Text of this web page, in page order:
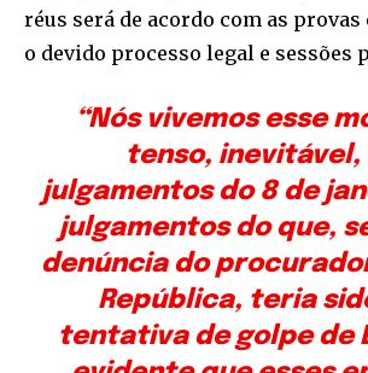
réus será de acordo com as
o devido processo legal e sessões
“Nós vivemos esse
tenso, inevitável,
julgamentos do 8 de
julgamentos do que,
denúncia do
República, teria
tentativa de golpe de